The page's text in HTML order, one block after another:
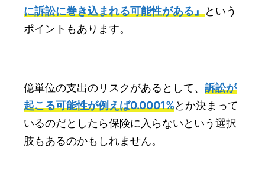
に訴訟に巻き込まれる可能性がある』という
ポイントもあります。
億単位の支出のリスクがあるとして、 訴訟が
起こる可能性が例えば0.0001%とか決まって
いるのだとしたら保険に入らないという選択
肢もあるのかもしれません。